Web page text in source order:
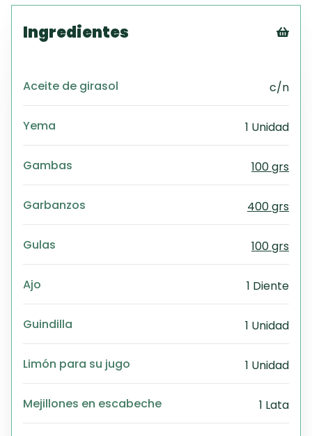
Ingredientes
Aceite de girasol c/n
Yema 1 Unidad
Gambas 100 grs
Garbanzos 400 grs
Gulas 100 grs
Ajo 1 Diente
Guindilla 1 Unidad
Limón para su jugo 1 Unidad
Mejillones en escabeche 1 Lata